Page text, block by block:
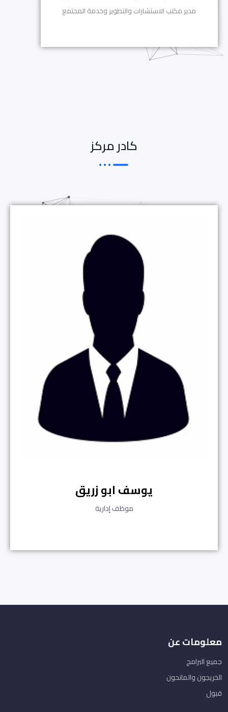
مدير مكتب الاستشارات والتطوير وخدمة المجتمع
كادر مركز
يوسف ابو زريق
موظف إدارية
معلومات عن
جميع البرامج
الخريجون والمانحون
قبول